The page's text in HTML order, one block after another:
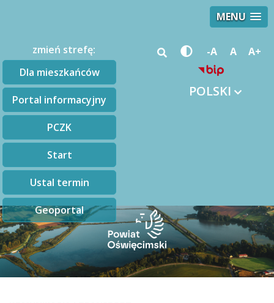
MENU
zmień strefę:
Dla mieszkańców
Portal informacyjny
PCZK
Start
Ustal termin
Geoportal
-A A A+
POLSKI